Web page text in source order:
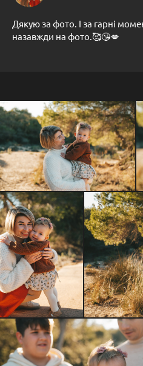
Дякую за фото. І за гарні
назавжди на фото.🥰😘💋